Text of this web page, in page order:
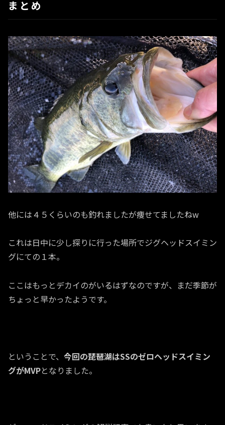
まとめ
他には４５くらいのも釣れましたが痩せてましたねw
これは日中に少し探りに行った場所でジグヘッドスイミン
グにての１本。
ここはもっとデカイのがいるはずなのですが、まだ季節が
ちょっと早かったようです。
ということで、 今回の琵琶湖はSSのゼロヘッドスイミン
グがMVPとなりました。